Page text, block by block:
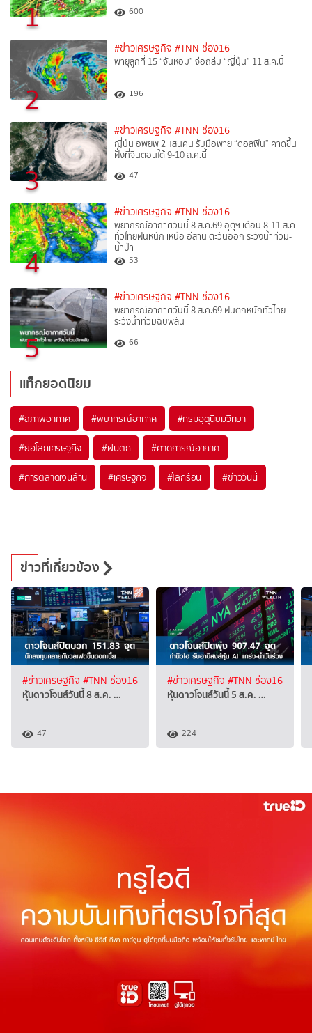
1 600
2
#ข่าวเศรษฐกิจ #TNN ช่อง16
พายุลูกที่ 15 “จันหอม” จ่อถล่ม “ญี่ปุ่น” 11 ส.ค.นี้
196
3
#ข่าวเศรษฐกิจ #TNN ช่อง16
ญี่ปุ่น อพยพ 2 แสนคน รับมือพายุ “ดอลฟิน” คาดขึ้น
ฝั่งที่จีนตอนใต้ 9-10 ส.ค.นี้
47
4
#ข่าวเศรษฐกิจ #TNN ช่อง16
พยากรณ์อากาศวันนี้ 8 ส.ค.69 อุตุฯ เตือน 8-11 ส.ค
ทั่วไทยฝนหนัก เหนือ อีสาน ตะวันออก ระวังน้ำท่วม-
น้ำป่า
53
5
#ข่าวเศรษฐกิจ #TNN ช่อง16
พยากรณ์อากาศวันนี้ 8 ส.ค.69 ฝนตกหนักทั่วไทย
ระวังน้ำท่วมฉับพลัน
66
แท็กยอดนิยม
#สภาพอากาศ #พยากรณ์อากาศ #กรมอุตุนิยมวิทยา
#ย่อโลกเศรษฐกิจ #ฝนตก #คาดการณ์อากาศ
#การตลาดเงินล้าน #เศรษฐกิจ #โลกร้อน #ข่าววันนี้
ข่าวที่เกี่ยวข้อง
#ข่าวเศรษฐกิจ #TNN ช่อง16
หุ้นดาวโจนส์วันนี้ 8 ส.ค. …
47
#ข่าวเศรษฐกิจ #TNN ช่อง16
หุ้นดาวโจนส์วันนี้ 5 ส.ค. …
224